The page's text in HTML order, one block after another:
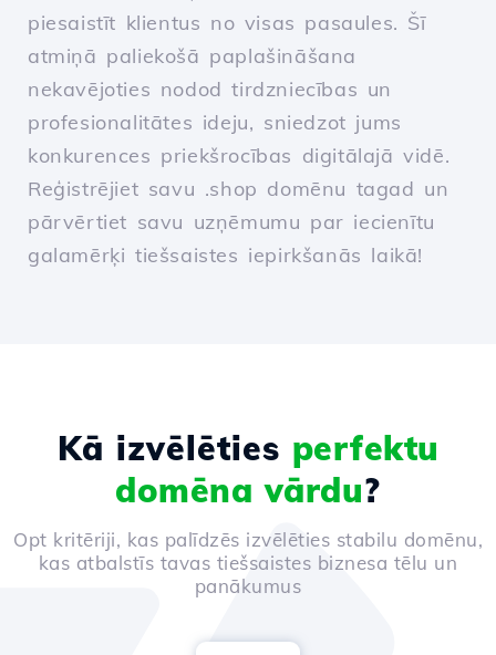
piesaistīt klientus no visas pasaules. Šī
atmiņā paliekošā paplašināšana
nekavējoties nodod tirdzniecības un
profesionalitātes ideju, sniedzot jums
konkurences priekšrocības digitālajā vidē.
Reģistrējiet savu .shop domēnu tagad un
pārvērtiet savu uzņēmumu par iecienītu
galamērķi tiešsaistes iepirkšanās laikā!
Kā izvēlēties perfektu
domēna vārdu?
Opt kritēriji, kas palīdzēs izvēlēties stabilu domēnu,
kas atbalstīs tavas tiešsaistes biznesa tēlu un
panākumus